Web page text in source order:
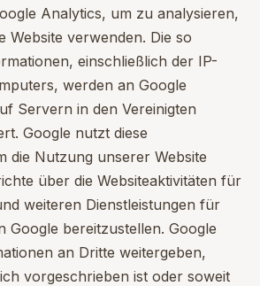
Analytics, um zu analysieren,
Website verwenden. Die so
einschließlich der IP-
werden an Google
Servern in den Vereinigten
Google nutzt diese
die Nutzung unserer Website
über die Websiteaktivitäten für
weiteren Dienstleistungen für
Google bereitzustellen. Google
an Dritte weitergeben,
vorgeschrieben ist oder soweit